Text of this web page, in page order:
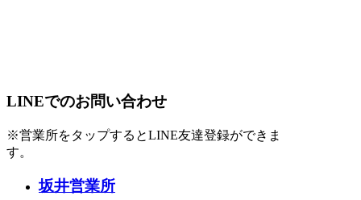
LINEでのお問い合わせ
※営業所をタップするとLINE友達登録ができま
す。
坂井営業所